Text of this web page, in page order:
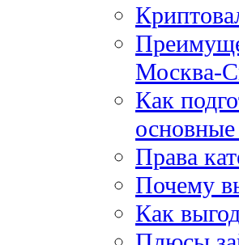
Москва-
Как
Права
Почему
Как